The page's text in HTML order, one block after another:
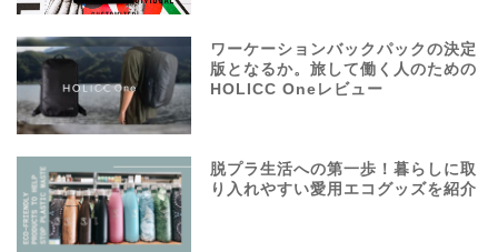
ワーケーションバックパックの決定
版となるか。旅して働く人のための
HOLICC Oneレビュー
脱プラ生活への第一歩！暮らしに取
り入れやすい愛用エコグッズを紹介